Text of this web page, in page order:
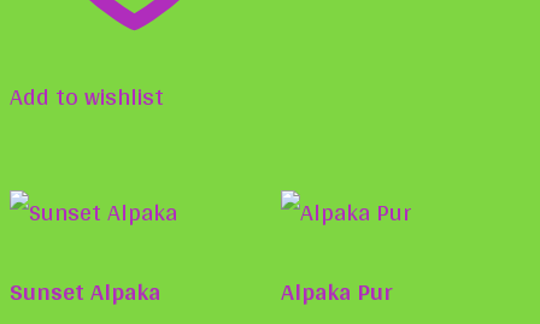
Add to wishlist
Sunset Alpaka Alpaka Pur